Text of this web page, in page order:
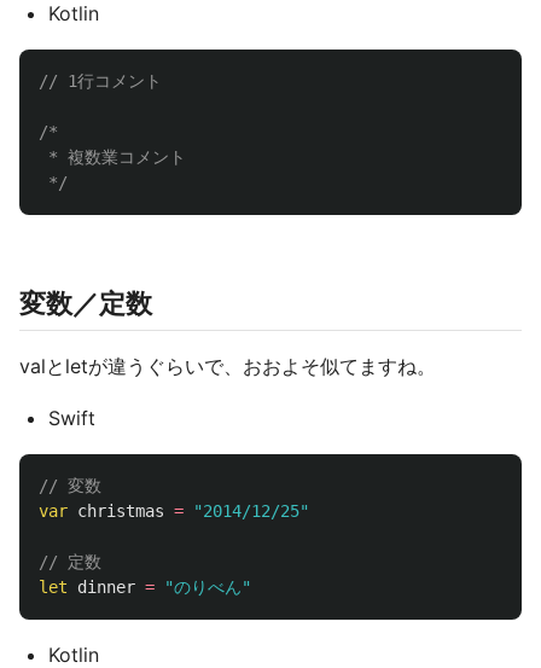
Kotlin
// 1行コメント
/*
* 複数業コメント
*/
変数／定数
valとletが違うぐらいで、おおよそ似てますね。
Swift
// 変数
var christmas = "2014/12/25"
// 定数
let
dinner = "のりべん"
Kotlin